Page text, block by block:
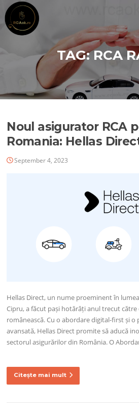
Skip
to
content
TAG:RCA
Noul asigurator RCA
Romania: Hellas
September 4, 2023
Hellas Direct, un nume proeminent în
Cipru, a făcut pași hotărâți anul trecut
românească. Cu o abordare digital-first și
avansată, Hellas Direct promite să aducă
sectorul asigurărilor din România. O
Citește mai mult